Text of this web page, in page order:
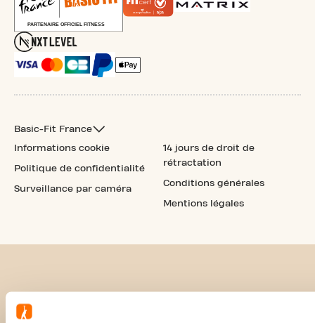
Basic-Fit France
Informations cookie
Politique de confidentialité
Surveillance par caméra
14 jours de droit de
rétractation
Conditions générales
Mentions légales